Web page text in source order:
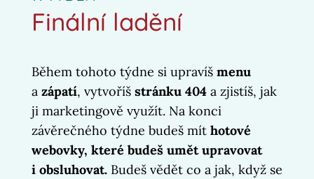
Finální ladění
Během tohoto týdne si upravíš menu
a zápatí, vytvoříš stránku 404a zjistíš, jak
ji marketingově využít. Na konci
závěrečného týdne budeš mít hotové
webovky, které budeš umět upravovat
i obsluhovat.Budeš vědět co a jak, když se